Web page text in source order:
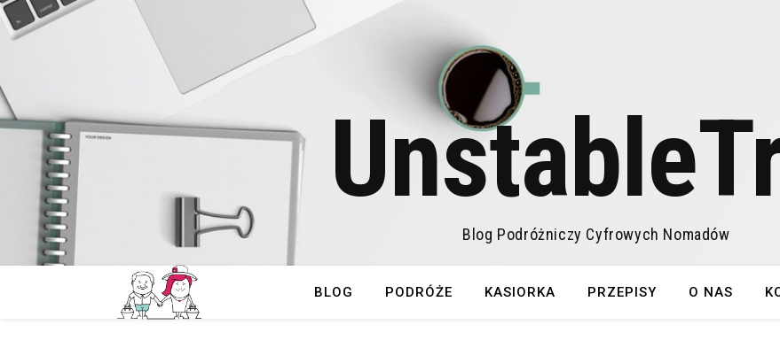
Blog Podróżniczy Cyfrowych Nomadów
BLOG PODRÓŻE KASIORKA PRZEPISY O NAS